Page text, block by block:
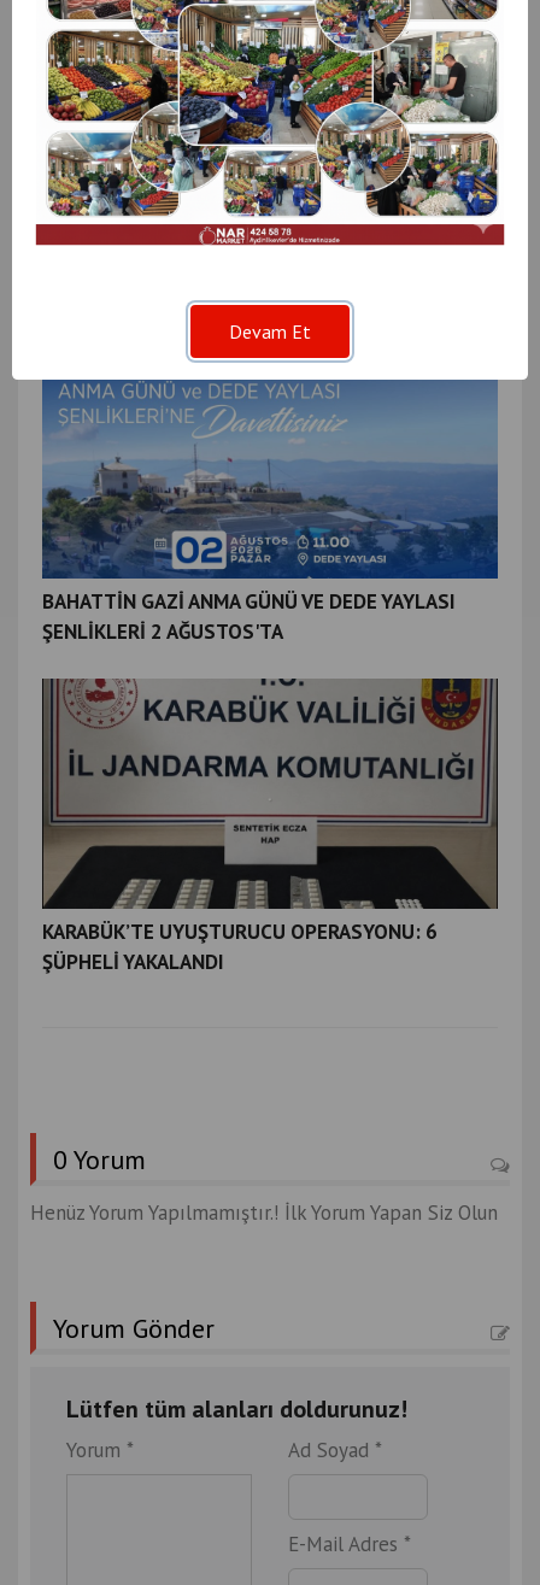
Karabük İl Genel Meclis Başkanı Ahmet Okan
BAHATTİN GAZİ ANMA GÜNÜ VE DEDE YAYLASI
ŞENLİKLERİ 2 AĞUSTOS'TA
KARABÜK’TE UYUŞTURUCU OPERASYONU: 6
ŞÜPHELİ YAKALANDI
0 Yorum
Henüz Yorum Yapılmamıştır.! İlk Yorum Yapan Siz Olun
Yorum Gönder
Lütfen tüm alanları doldurunuz!
Yorum * Ad Soyad *
E-Mail Adres *
Devam Et